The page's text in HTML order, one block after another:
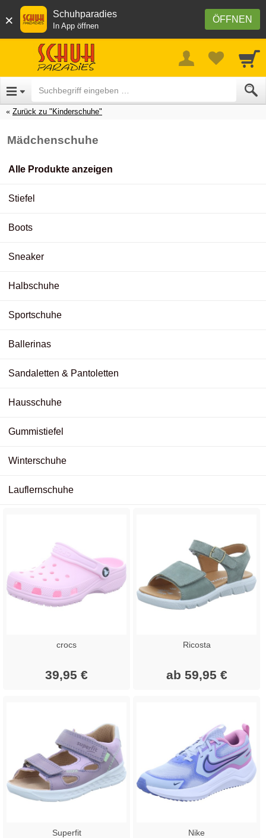
× ÖFFNEN
Schuhparadies
In App öffnen
Zurück zu "Kinderschuhe"
Mädchenschuhe
Alle Produkte anzeigen
Stiefel
Boots
Sneaker
Halbschuhe
Sportschuhe
Ballerinas
Sandaletten & Pantoletten
Hausschuhe
Gummistiefel
Winterschuhe
Lauflernschuhe
crocs
39,95 €
Ricosta
ab 59,95 €
Superfit Nike